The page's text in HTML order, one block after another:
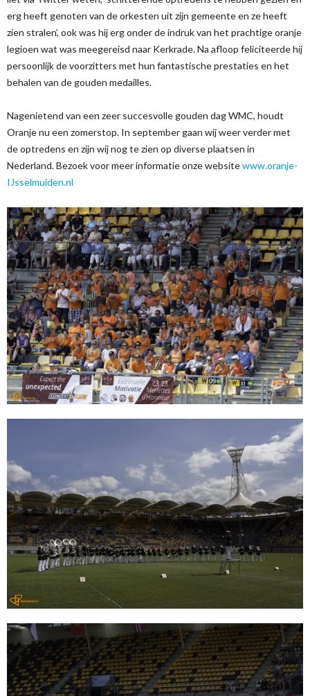
erg heeft genoten van de orkesten uit zijn gemeente en ze heeft
zien stralen’, ook was hij erg onder de indruk van het prachtige oranje
legioen wat was meegereisd naar Kerkrade. Na afloop feliciteerde hij
persoonlijk de voorzitters met hun fantastische prestaties en het
behalen van de gouden medailles.
Nagenietend van een zeer succesvolle gouden dag WMC, houdt
Oranje nu een zomerstop. In september gaan wij weer verder met
de optredens en zijn wij nog te zien op diverse plaatsen in
Nederland. Bezoek voor meer informatie onze websitewww.oranje-
IJsselmuiden.nl